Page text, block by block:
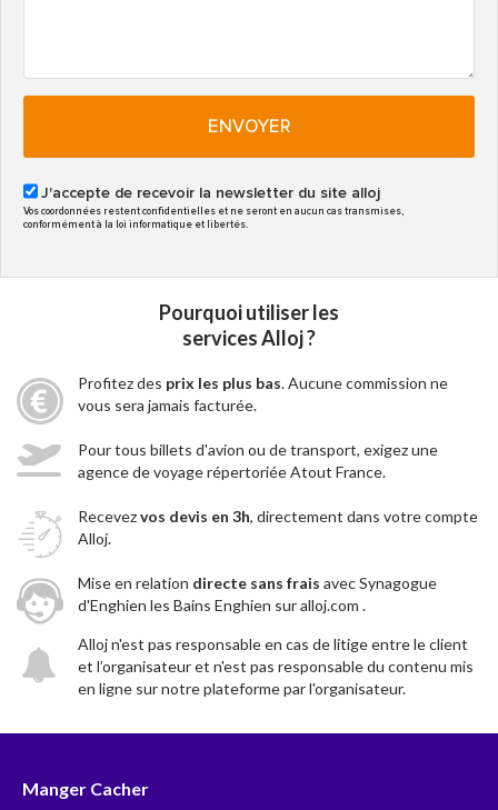
ENVOYER
J'accepte de recevoir la newsletter du site alloj
Vos coordonnées restent confidentielles et ne seront en aucun cas transmises,
conformément à la loi informatique et libertés.
Pourquoi utiliser les
services Alloj ?
Profitez des prix les plus bas. Aucune commission ne
vous sera jamais facturée.
Pour tous billets d'avion ou de transport, exigez une
agence de voyage répertoriée Atout France.
Recevezvos devis en 3h, directement dans votre compte
Alloj.
Mise en relation directe sans frais avec Synagogue
d'Enghien les Bains Enghien sur alloj.com .
Alloj n'est pas responsable en cas de litige entre le client
et l’organisateur et n'est pas responsable du contenu mis
en ligne sur notre plateforme par l'organisateur.
Manger Cacher